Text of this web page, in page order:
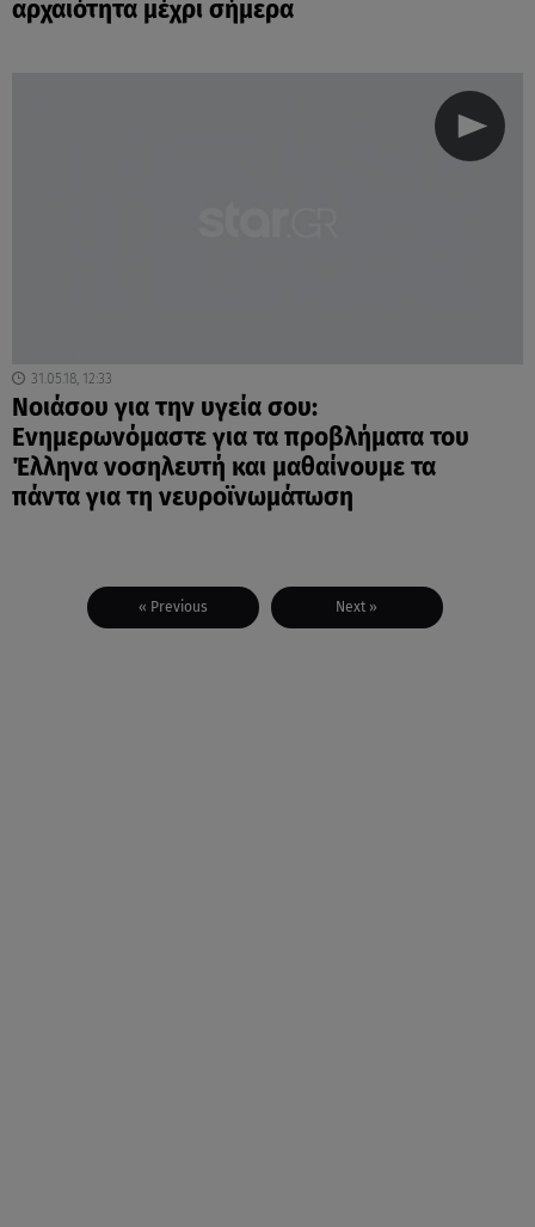
αρχαιότητα μέχρι σήμερα
31.05.18, 12:33
Νοιάσου για την υγεία σου:
Ενημερωνόμαστε για τα προβλήματα του
Έλληνα νοσηλευτή και μαθαίνουμε τα
πάντα για τη νευροϊνωμάτωση
« Previous Next »